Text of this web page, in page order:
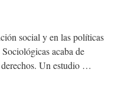
social y en las políticas
acaba de
Un estudio …